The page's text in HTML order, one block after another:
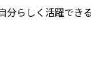
分らしく活躍でき